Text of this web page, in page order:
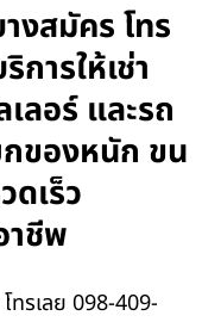
งสมัคร โทร
ารให้เช่า
ลอร์ และรถ
ของหนัก ขน
ดเร็ว
าชีพ
ทรเลย 098-409-